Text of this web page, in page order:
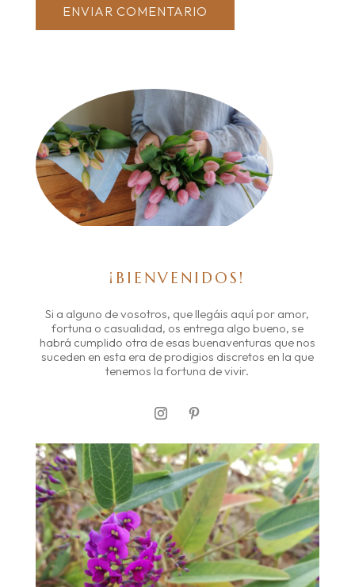
ENVIAR COMENTARIO
¡BIENVENIDOS!
Si a alguno de vosotros, que llegáis aquí por amor,
fortuna o casualidad, os entrega algo bueno, se
habrá cumplido otra de esas buenaventuras que nos
suceden en esta era de prodigios discretos en la que
tenemos la fortuna de vivir.